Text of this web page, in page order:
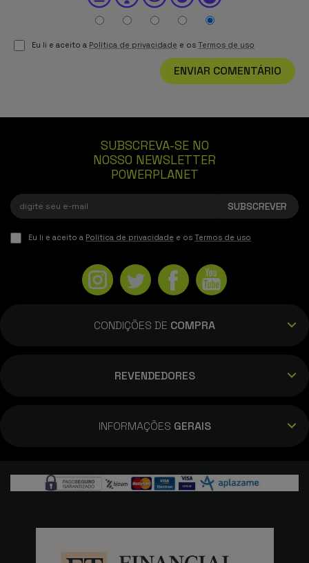
Eu li e aceito a Política de privacidade e os Termos de uso
ENVIAR COMENTÁRIO
SUBSCREVA-SE NO
NOSSO NEWSLETTER
POWERPLANET
Eu li e aceito a Política de privacidade e os Termos de uso
CONDIÇÕES DE COMPRA
REVENDEDORES
INFORMAÇÕES GERAIS